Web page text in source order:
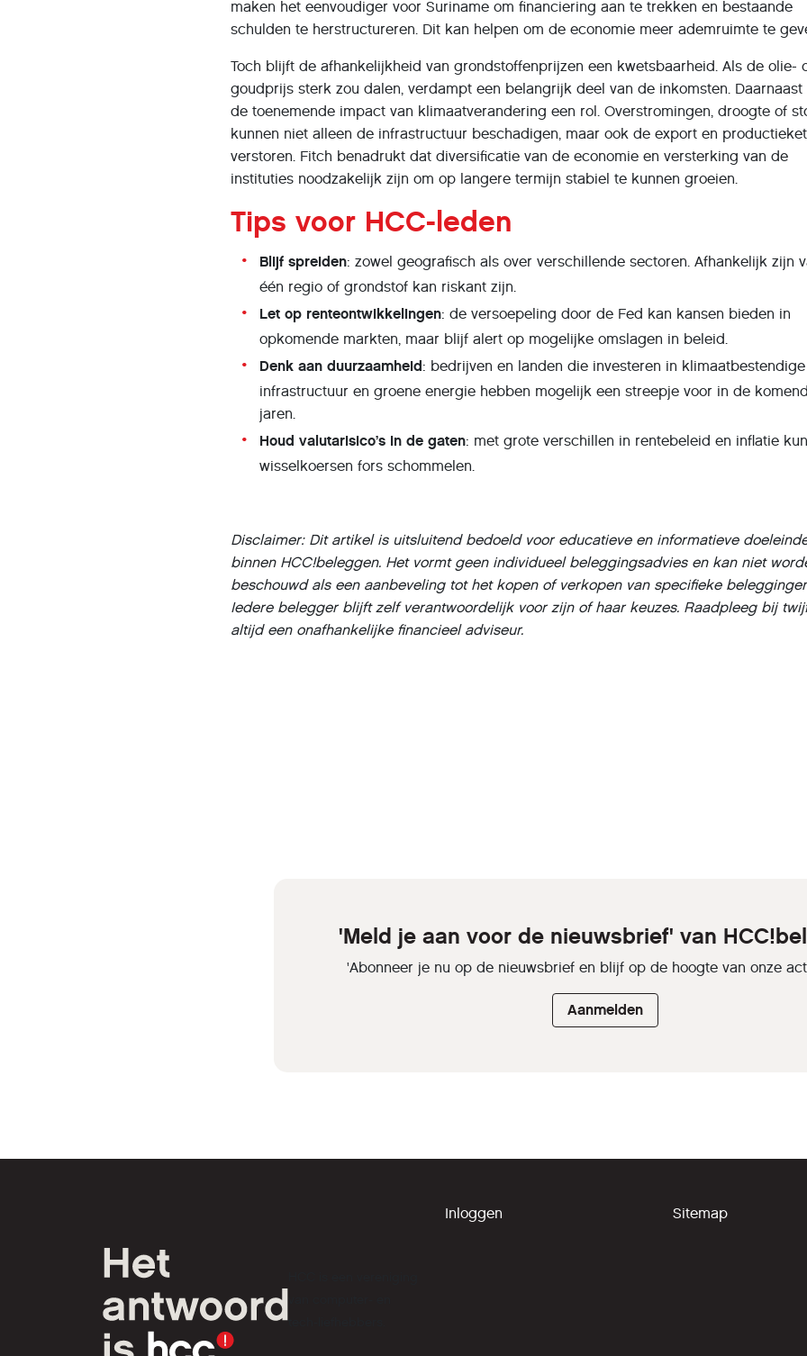
maken het eenvoudiger voor Suriname om financiering aan te trekken en bestaande
schulden te herstructureren. Dit kan helpen om de economie meer ademruimte te
Toch blijft de afhankelijkheid van grondstoffenprijzen een kwetsbaarheid. Als de olie-
goudprijs sterk zou dalen, verdampt een belangrijk deel van de inkomsten. Daarnaast
de toenemende impact van klimaatverandering een rol. Overstromingen, droogte of
kunnen niet alleen de infrastructuur beschadigen, maar ook de export en
verstoren. Fitch benadrukt dat diversificatie van de economie en versterking van de
instituties noodzakelijk zijn om op langere termijn stabiel te kunnen groeien.
Tips voor HCC-leden
Blijf spreiden: zowel geografisch als over verschillende sectoren. Afhankelijk zijn
één regio of grondstof kan riskant zijn.
Let op renteontwikkelingen: de versoepeling door de Fed kan kansen bieden in
opkomende markten, maar blijf alert op mogelijke omslagen in beleid.
Denk aan duurzaamheid: bedrijven en landen die investeren in klimaatbestendige
infrastructuur en groene energie hebben mogelijk een streepje voor in de
jaren.
Houd valutarisico’s in de gaten: met grote verschillen in rentebeleid en inflatie
wisselkoersen fors schommelen.
Disclaimer: Dit artikel is uitsluitend bedoeld voor educatieve en informatieve
binnen HCC!beleggen. Het vormt geen individueel beleggingsadvies en kan niet
beschouwd als een aanbeveling tot het kopen of verkopen van specifieke
Iedere belegger blijft zelf verantwoordelijk voor zijn of haar keuzes. Raadpleeg bij
altijd een onafhankelijke financieel adviseur.
'Meld je aan voor de nieuwsbrief' van
'Abonneer je nu op de nieuwsbrief en blijf op de hoogte van onze
Aanmelden
tech-liefhebbers.
Inloggen Sitemap